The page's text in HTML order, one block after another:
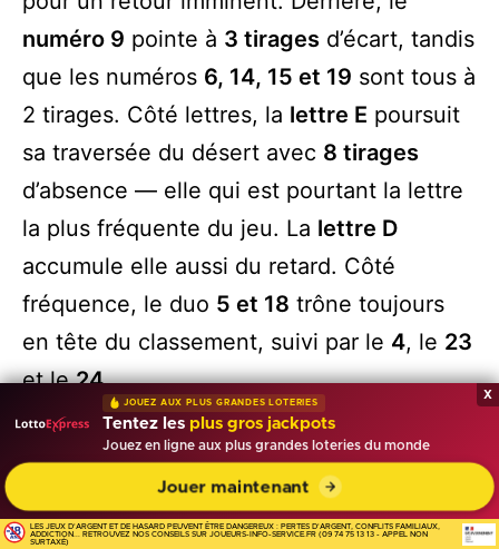
numéro 9 pointe à 3 tiragesd’écart, tandis
que les numéros 6, 14, 15 et 19 sont tous à
2 tirages. Côté lettres, la lettre E poursuit
sa traversée du désert avec 8 tirages
d’absence — elle qui est pourtant la lettre
la plus fréquente du jeu. La lettre D
accumule elle aussi du retard. Côté
fréquence, le duo 5 et 18 trône toujours
en tête du classement, suivi par le 4, le 23
et le24.
👉10€ offerts sur FDJ.fr
FAQ — Questions fréquentes sur la
x
JOUEZ AUX PLUS GRANDES LOTERIES
Tentez les plus gros jackpots
Jouez en ligne aux plus grandes loteries du monde
Jouer maintenant
LES JEUX D'ARGENT ET DE HASARD PEUVENT ÊTRE DANGEREUX : PERTES D'ARGENT, CONFLITS FAMILIAUX,
ADDICTION... RETROUVEZ NOS CONSEILS SUR JOUEURS-INFO-SERVICE.FR (09 74 75 13 13 - APPEL NON
SURTAXÉ)